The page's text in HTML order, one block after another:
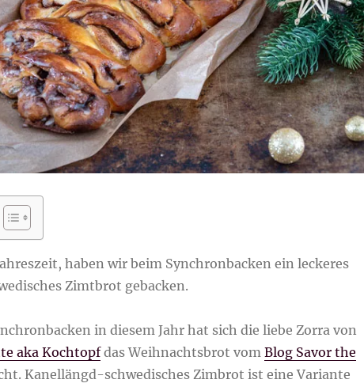
haben wir beim Synchronbacken ein leckeres
Zimtbrot gebacken.
in diesem Jahr hat sich die liebe Zorra von
aka Kochtopfdas Weihnachtsbrot vom Blog Savor the
Kanellängd-schwedisches Zimbrot ist eine Variante
mit Erdbeeren Erdbeer Tiramisu Torte